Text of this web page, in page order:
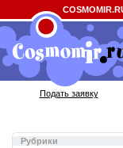
Field 'news_title' doesn't have a
Рубрики
Подать заявку